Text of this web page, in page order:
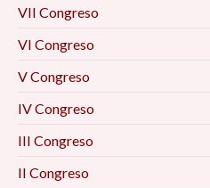
VII Congreso
VI Congreso
V Congreso
IV Congreso
III Congreso
II Congreso